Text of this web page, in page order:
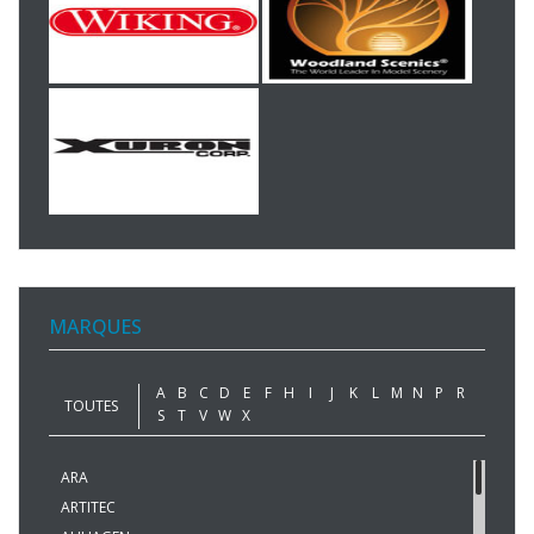
MARQUES
TOUTES
A B C D E F H I J K L M N P
R
S
T V W X
ARA
ARTITEC